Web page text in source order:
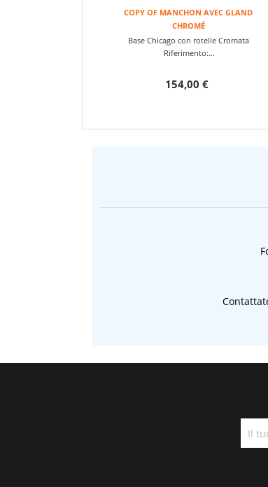
COPY OF MANCHON AVEC GLAND
CHROMÉ
Base Chicago con rotelle Cromata
Riferimento:...
154,00 €